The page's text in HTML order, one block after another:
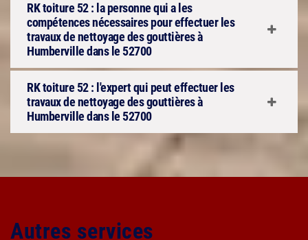
RK toiture 52 : la personne qui a les
compétences nécessaires pour effectuer les
travaux de nettoyage des gouttières à
Humberville dans le 52700
RK toiture 52 : l'expert qui peut effectuer les
travaux de nettoyage des gouttières à
Humberville dans le 52700
Autres services